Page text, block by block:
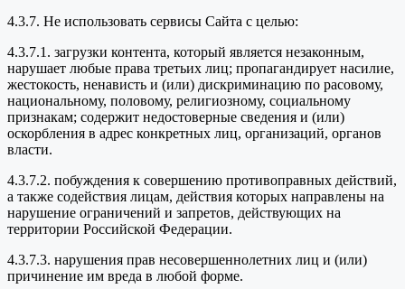
4.3.7. Не использовать сервисы Сайта с целью:
4.3.7.1. загрузки контента, который является незаконным,
нарушает любые права третьих лиц; пропагандирует насилие,
жестокость, ненависть и (или) дискриминацию по расовому,
национальному, половому, религиозному, социальному
признакам; содержит недостоверные сведения и (или)
оскорбления в адрес конкретных лиц, организаций, органов
власти.
4.3.7.2. побуждения к совершению противоправных действий,
а также содействия лицам, действия которых направлены на
нарушение ограничений и запретов, действующих на
территории Российской Федерации.
4.3.7.3. нарушения прав несовершеннолетних лиц и (или)
причинение им вреда в любой форме.